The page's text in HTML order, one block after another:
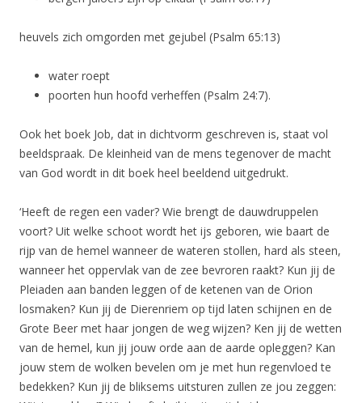
heuvels zich omgorden met gejubel (Psalm 65:13)
water roept
poorten hun hoofd verheffen (Psalm 24:7).
Ook het boek Job, dat in dichtvorm geschreven is, staat vol
beeldspraak. De kleinheid van de mens tegenover de macht
van God wordt in dit boek heel beeldend uitgedrukt.
‘Heeft de regen een vader? Wie brengt de dauwdruppelen
voort? Uit welke schoot wordt het ijs geboren, wie baart de
rijp van de hemel wanneer de wateren stollen, hard als steen,
wanneer het oppervlak van de zee bevroren raakt? Kun jij de
Pleiaden aan banden leggen of de ketenen van de Orion
losmaken? Kun jij de Dierenriem op tijd laten schijnen en de
Grote Beer met haar jongen de weg wijzen? Ken jij de wetten
van de hemel, kun jij jouw orde aan de aarde opleggen? Kan
jouw stem de wolken bevelen om je met hun regenvloed te
bedekken? Kun jij de bliksems uitsturen zullen ze jou zeggen: